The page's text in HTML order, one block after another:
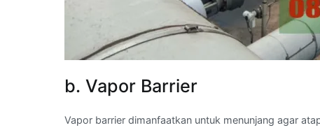
b. Vapor Barrier
Vapor barrier dimanfaatkan untuk menunjang agar